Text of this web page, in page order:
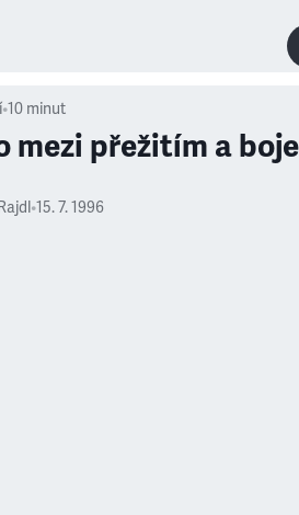
•10 minut
mezi přežitím a
•15. 7. 1996